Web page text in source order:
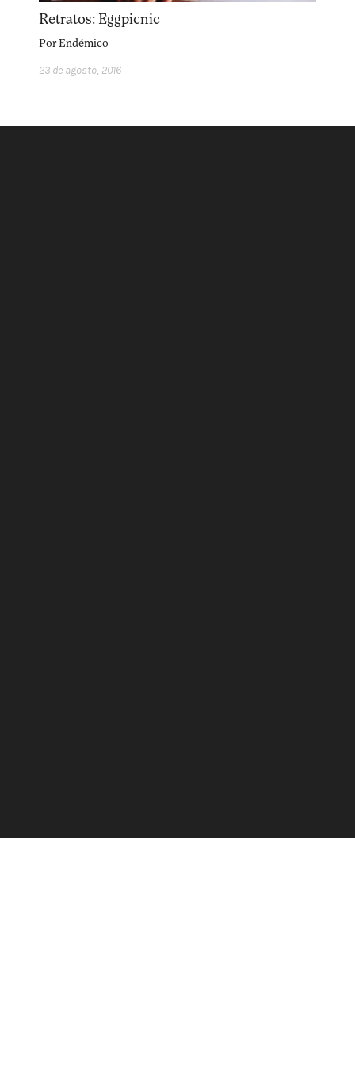
Retratos: Eggpicnic
PorEndémico
23 de agosto, 2016
acerca
equipo política de envíos